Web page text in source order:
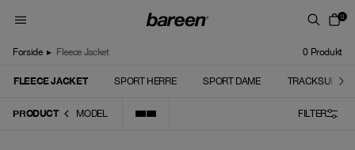
0
Forside ▸ Fleece Jacket 0 Produkt
FLEECE JACKET SPORT HERRE SPORT DAME TRACKSUITS
PRODUCT MODEL FILTER